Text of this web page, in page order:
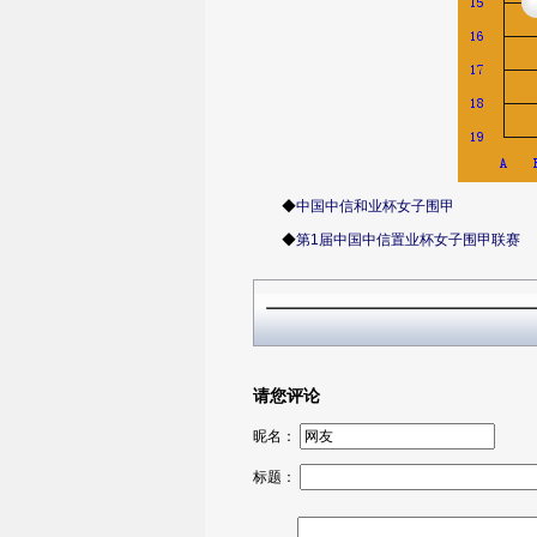
◆中国中信和业杯女子围甲
◆第1届中国中信置业杯女子围甲联赛
请您评论
昵名：
标题：